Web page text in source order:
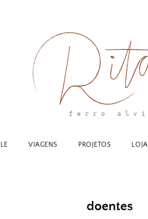
VIAGENS PROJETOS LOJA
doentes